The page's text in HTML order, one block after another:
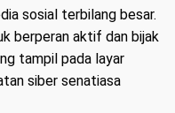
sosial terbilang besar.
berperan aktif dan bijak
tampil pada layar
siber senatiasa